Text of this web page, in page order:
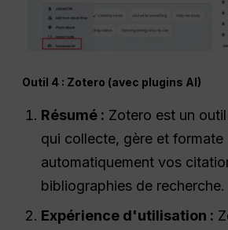
Outil 4 : Zotero (avec plugins AI)
Résumé : Zotero est un
qui collecte, gère et formate
automatiquement vos
bibliographies de recherche.
Expérience d'utilisation :